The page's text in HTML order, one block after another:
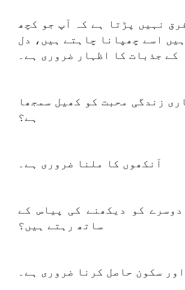
نہیں پڑتا ہے کہ آپ جو کچھ
اسے چھپانا چاہتے ہیں، دل
کے جذبات کا اظہار ضروری ہے۔
زندگی محبت کو کھیل سمجھا
ہے؟
آنکھوں کا ملنا ضروری ہے۔
کو دیکھنے کی پیاس کے
ساتھ رہتے ہیں؟
سکون حاصل کرنا ضروری ہے۔